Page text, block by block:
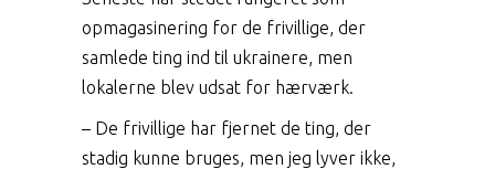
opmagasinering for de frivillige, der
samlede ting ind til ukrainere, men
lokalerne blev udsat for hærværk.
– De frivillige har fjernet de ting, der
stadig kunne bruges, men jeg lyver ikke,